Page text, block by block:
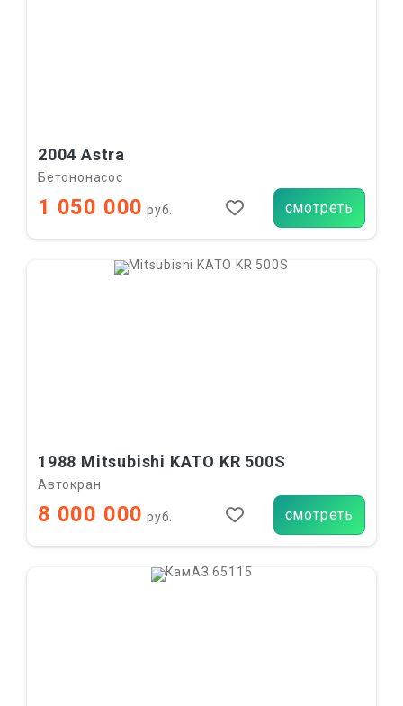
2004 Astra
Бетононасос
1 050 000 руб. смотреть
1988 Mitsubishi KATO KR 500S
Автокран
8 000 000 руб. смотреть